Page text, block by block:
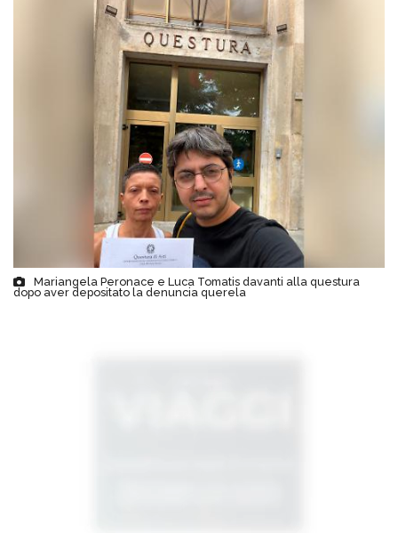
Mariangela Peronace e Luca Tomatis davanti alla questura
dopo aver depositato la denuncia querela